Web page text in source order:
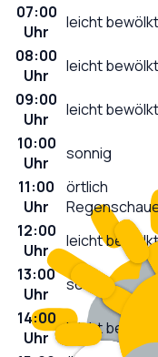
07:00
Uhr
leicht bewölkt
08:00
Uhr
leicht bewölkt
09:00
Uhr
leicht bewölkt
10:00
Uhr
sonnig
11:00
Uhr
örtlich
12:00
Uhr
leicht bewölkt
13:00
Uhr
sonnig
14:00
Uhr
leicht bewölkt